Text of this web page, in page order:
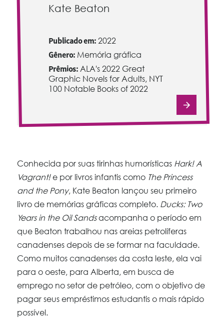
Kate Beaton
Publicado em:2022
Gênero:Memória gráfica
Prêmios:ALA's 2022 Great
Graphic Novels for Adults, NYT
100 Notable Books of 2022
Conhecida por suas tirinhas humorísticas Hark! A
Vagrant!e por livros infantis como The Princess
and the Pony, Kate Beaton lançou seu primeiro
livro de memórias gráficas completo. Ducks: Two
Years in the Oil Sandsacompanha o período em
que Beaton trabalhou nas areias petrolíferas
canadenses depois de se formar na faculdade.
Como muitos canadenses da costa leste, ela vai
para o oeste, para Alberta, em busca de
emprego no setor de petróleo, com o objetivo de
pagar seus empréstimos estudantis o mais rápido
possível.